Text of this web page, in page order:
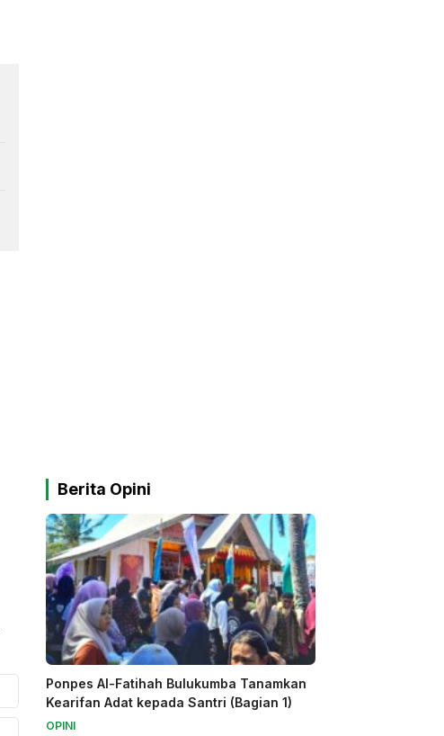
Berita Opini
Ponpes Al-Fatihah Bulukumba Tanamkan
Kearifan Adat kepada Santri (Bagian 1)
OPINI